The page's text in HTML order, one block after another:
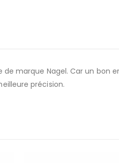
marque Nagel. Car un
précision.